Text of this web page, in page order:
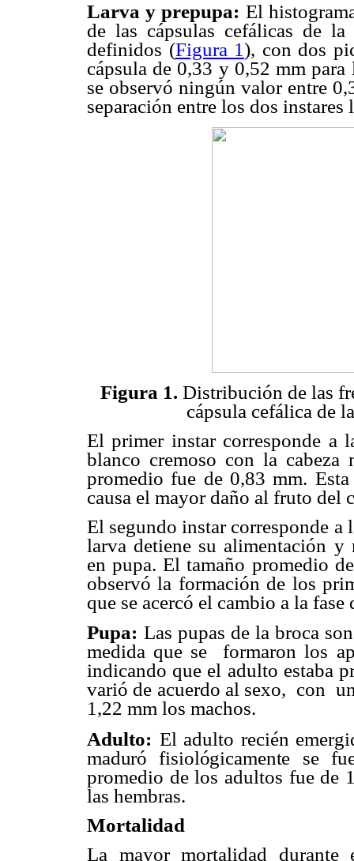
Larva y prepupa: El
de las cápsulas cefálicas de
definidos (Figura 1), con dos
cápsula de 0,33 y 0,52 mm
se observó ningún valor entre
separación entre los dos instares
Figura 1. Distribución de las
cápsula cefálica de
El primer instar corresponde a
blanco cremoso con la cabeza
promedio fue de 0,83 mm.
causa el mayor daño al fruto del
El segundo instar corresponde
larva detiene su alimentación y
en pupa. El tamaño promedio
observó la formación de los
que se acercó el cambio a la fase
Pupa: Las pupas de la broca
medida que se formaron los
indicando que el adulto estaba
varió de acuerdo al sexo, con
1,22 mm los machos.
Adulto: El adulto recién
maduró fisiológicamente se
promedio de los adultos fue de
las hembras.
Mortalidad
La mayor mortalidad